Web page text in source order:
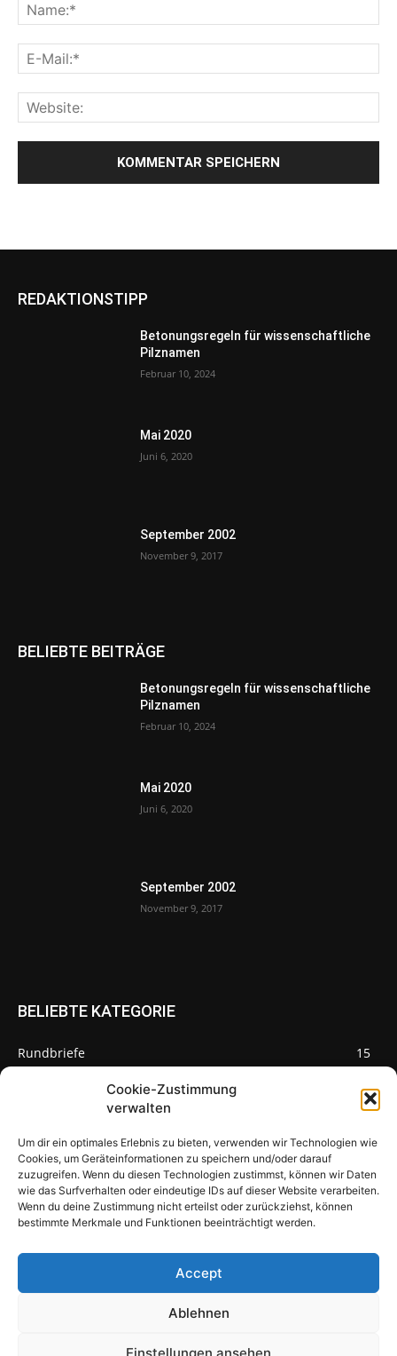
Cookie-Zustimmung
verwalten
Um dir ein optimales Erlebnis zu bieten, verwenden wir Technologien wie
Cookies, um Geräteinformationen zu speichern und/oder darauf
zuzugreifen. Wenn du diesen Technologien zustimmst, können wir Daten
wie das Surfverhalten oder eindeutige IDs auf dieser Website verarbeiten.
Wenn du deine Zustimmung nicht erteilst oder zurückziehst, können
bestimmte Merkmale und Funktionen beeinträchtigt werden.
Accept
Ablehnen
Einstellungen ansehen
REDAKTIONSTIPP
Betonungsregeln für wissenschaftliche
Pilznamen
Februar 10, 2024
Mai 2020
Juni 6, 2020
September 2002
November 9, 2017
BELIEBTE BEITRÄGE
Betonungsregeln für wissenschaftliche
Pilznamen
Februar 10, 2024
Mai 2020
Juni 6, 2020
September 2002
November 9, 2017
BELIEBTE KATEGORIE
Rundbriefe
15
Pilzseite
Seltene Pilze aus Mainfranken und
Deutschland
© Newspaper WordPress Theme by TagDiv